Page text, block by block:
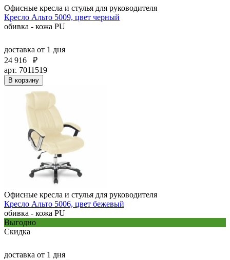
Офисные кресла и стулья для руководителя
Кресло Альто 5009, цвет черный
обивка - кожа PU
доставка от 1 дня
24 916
₽
арт. 7011519
В корзину
Офисные кресла и стулья для руководителя
Кресло Альто 5006, цвет бежевый
обивка - кожа PU
Выгодно
Скидка
доставка от 1 дня